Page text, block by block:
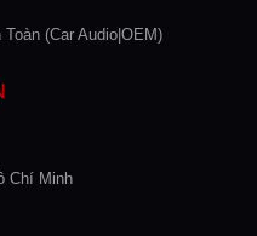
(Car Audio|OEM)
Chí Minh